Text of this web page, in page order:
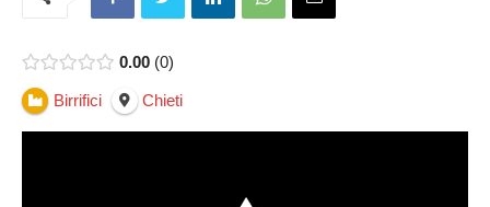
0.00 0
Birrifici Chieti